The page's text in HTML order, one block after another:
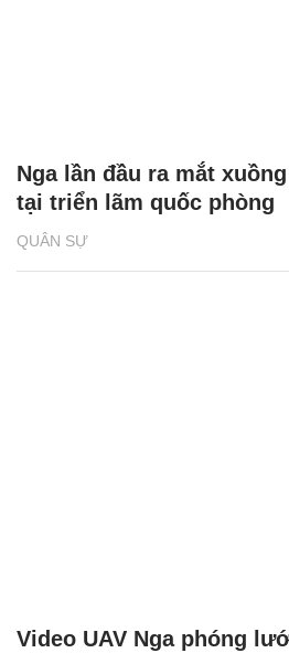
QUÂN SỰ
Nga lần đầu ra mắt
tại triển lãm quốc phòng
Video UAV Nga phóng